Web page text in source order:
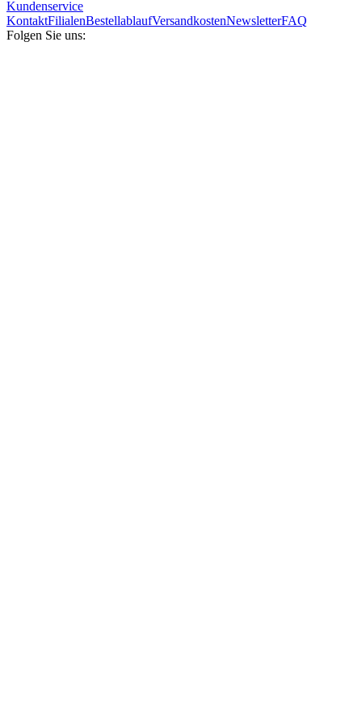
Kundenservice
KontaktFilialenBestellablaufVersandkostenNewsletterFAQ
Folgen Sie uns: